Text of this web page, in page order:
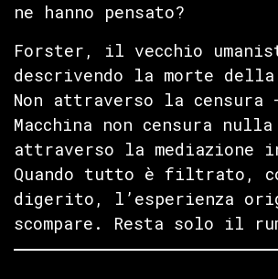
ne hanno pensato?
Forster, il vecchio
descrivendo la morte
Non attraverso la censura
Macchina non censura nulla
attraverso la mediazione
Quando tutto è filtrato,
digerito, l’esperienza
scompare. Resta solo il